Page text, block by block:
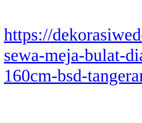
https://
sewa-meja-bulat-
160cm-bsd-